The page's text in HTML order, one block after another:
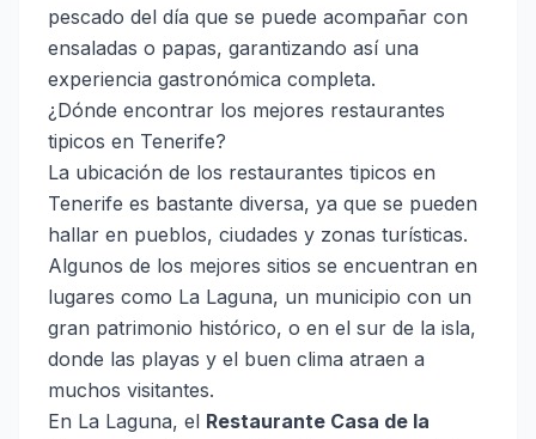
pescado del día que se puede acompañar con
ensaladas o papas, garantizando así una
experiencia gastronómica completa.
¿Dónde encontrar los mejores restaurantes
tipicos en Tenerife?
La ubicación de los restaurantes tipicos en
Tenerife es bastante diversa, ya que se pueden
hallar en pueblos, ciudades y zonas turísticas.
Algunos de los mejores sitios se encuentran en
lugares como La Laguna, un municipio con un
gran patrimonio histórico, o en el sur de la isla,
donde las playas y el buen clima atraen a
muchos visitantes.
En La Laguna, el Restaurante Casa de la